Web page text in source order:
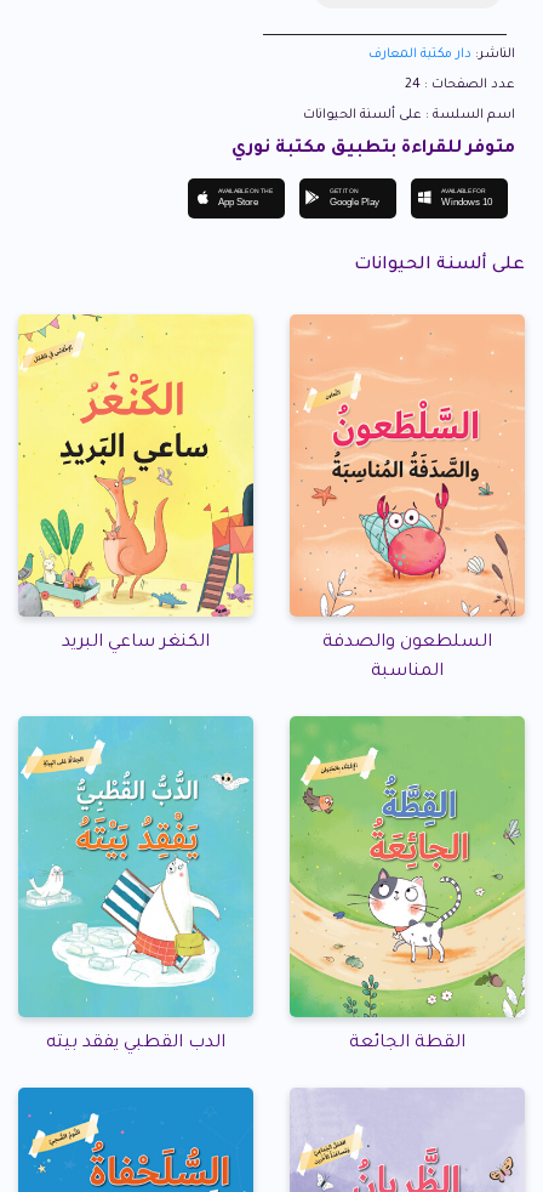
الناشر: دار مكتبة المعارف
عدد الصفحات : 24
اسم السلسة : على ألسنة الحيوانات
متوفر للقراءة بتطبيق مكتبة نوري
AVAILABLE ON THE
App Store
GET IT ON
Google Play
AVAILABLE FOR
Windows 10
على ألسنة الحيوانات
السلطعون والصدفة
المناسبة
الكنغر ساعي البريد
القطة الجائعة الدب القطبي يفقد بيته